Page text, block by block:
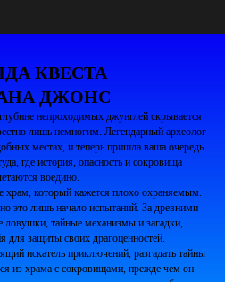
КВЕСТА
ДЖОНС
непроходимых джунглей скрывается
лишь немногим. Легендарный археолог
местах, и теперь пришла ваша очередь
где история, опасность и сокровища
воедино.
храм, который кажется плохо охраняемым.
это лишь начало испытаний. За древними
ловушки, тайные механизмы и загадки,
защиты своих драгоценностей.
искатель приключений, разгадать тайны
из храма с сокровищами, прежде чем он